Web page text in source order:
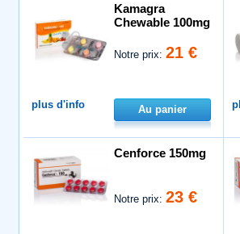
Kamagra
Chewable 100mg
Notre prix:21 €
plus d'info Au panier
Cenforce 150mg
Notre prix:23 €